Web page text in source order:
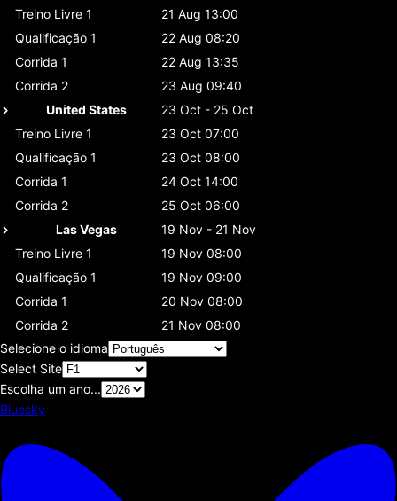
Treino Livre 1
21 Aug 13:00
Qualificação 1
22 Aug 08:20
Corrida 1
22 Aug 13:35
Corrida 2
23 Aug 09:40
United States
23 Oct - 25 Oct
Treino Livre 1
23 Oct 07:00
Qualificação 1
23 Oct 08:00
Corrida 1
24 Oct 14:00
Corrida 2
25 Oct 06:00
Las Vegas
19 Nov - 21 Nov
Treino Livre 1
19 Nov 08:00
Qualificação 1
19 Nov 09:00
Corrida 1
20 Nov 08:00
Corrida 2
21 Nov 08:00
Selecione o idioma
Select Site
Escolha um ano...
Bluesky